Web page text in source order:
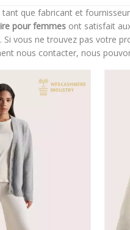
tant que fabricant et
pour femmes ont satisfait
Si vous ne trouvez pas votre
nous contacter, nous